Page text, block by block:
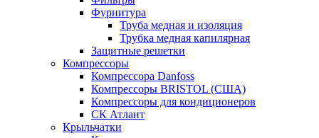
Фурнитура
Труба медная и изоляция
Трубка медная капилярная
Защитные решетки
Компрессоры
Компрессора Danfoss
Компрессоры BRISTOL (США)
Компрессоры для кондиционеров
СК Атлант
Крыльчатки